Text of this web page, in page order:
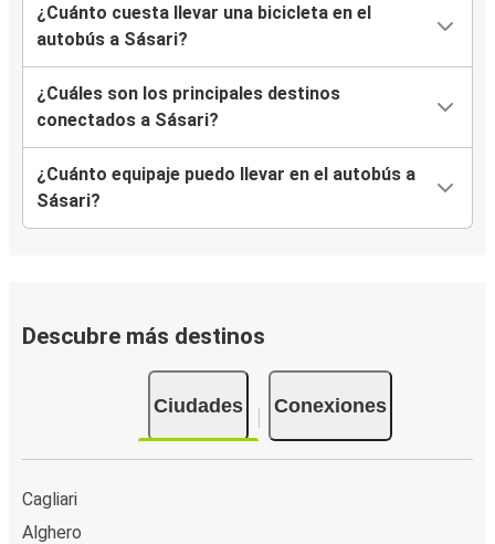
¿Cuánto cuesta llevar una bicicleta en el
autobús a Sásari?
¿Cuáles son los principales destinos
conectados a Sásari?
¿Cuánto equipaje puedo llevar en el autobús a
Sásari?
Descubre más destinos
Ciudades Conexiones
Cagliari
Alghero